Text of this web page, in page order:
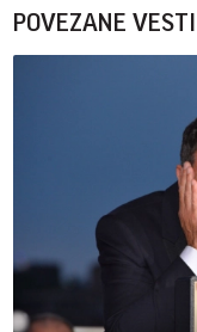
POVEZANE VESTI